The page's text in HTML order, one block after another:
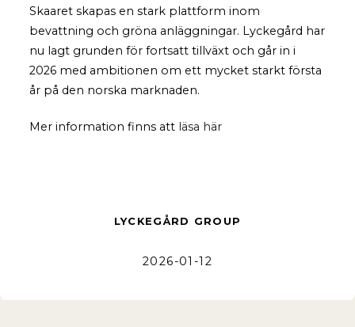
Skaaret skapas en stark plattform inom
bevattning och gröna anläggningar. Lyckegård har
nu lagt grunden för fortsatt tillväxt och går in i
2026 med ambitionen om ett mycket starkt första
år på den norska marknaden.
Mer information finns att läsa här
LYCKEGÅRD GROUP
2026-01-12